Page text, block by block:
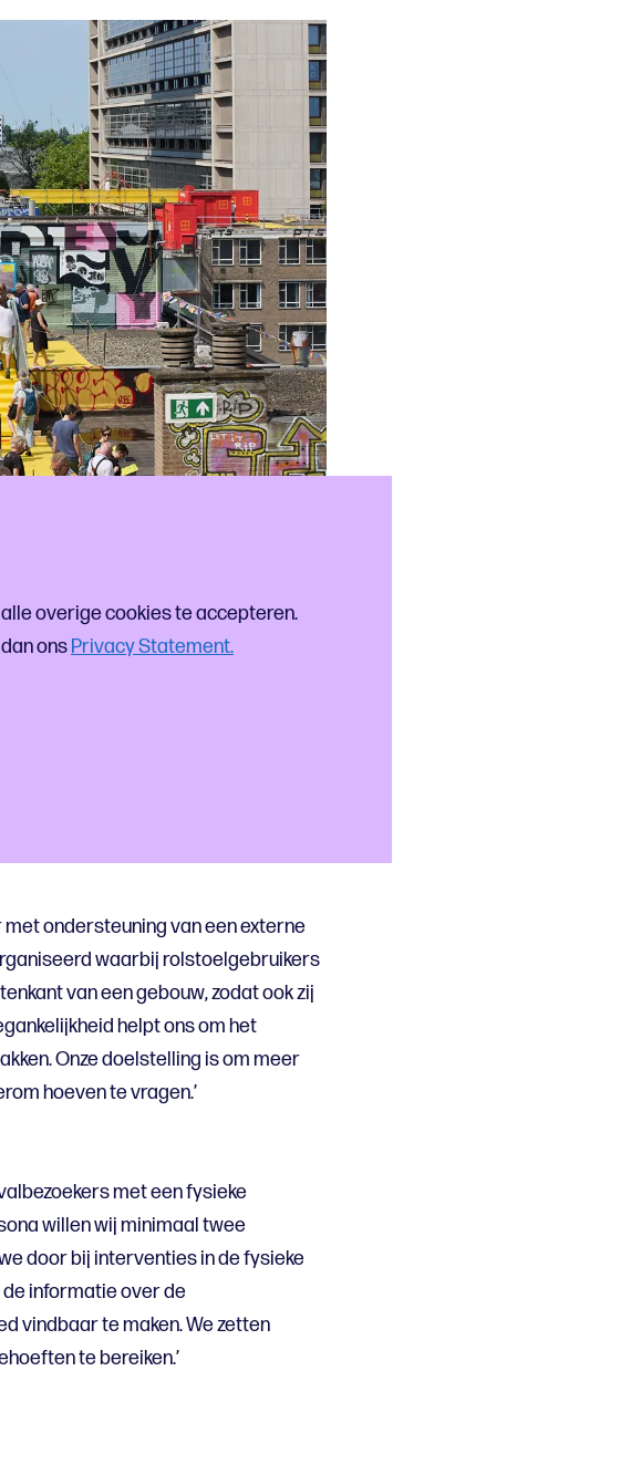
alle overige cookies te accepteren.
ons Privacy Statement.
ondersteuning van een externe
waarbij rolstoelgebruikers
van een gebouw, zodat ook zij
helpt ons om het
Onze doelstelling is om meer
hoeven te vragen.’
met een fysieke
willen wij minimaal twee
door bij interventies in de fysieke
informatie over de
vindbaar te maken. We zetten
te bereiken.’